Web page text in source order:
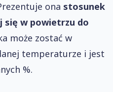
ona stosunek
się w powietrzu do
może zostać w
temperaturze i jest
%.